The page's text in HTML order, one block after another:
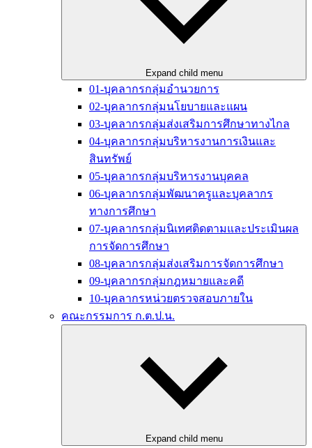
Expand child menu
01-บุคลากรกลุ่มอำนวยการ
02-บุคลากรกลุ่มนโยบายและแผน
03-บุคลากรกลุ่มส่งเสริมการศึกษาทางไกล
04-บุคลากรกลุ่มบริหารงานการเงินและ
สินทรัพย์
05-บุคลากรกลุ่มบริหารงานบุคคล
06-บุคลากรกลุ่มพัฒนาครูและบุคลากร
ทางการศึกษา
07-บุคลากรกลุ่มนิเทศติดตามและประเมินผล
การจัดการศึกษา
08-บุคลากรกลุ่มส่งเสริมการจัดการศึกษา
09-บุคลากรกลุ่มกฎหมายและคดี
10-บุคลากรหน่วยตรวจสอบภายใน
คณะกรรมการ ก.ต.ป.น.
Expand child menu